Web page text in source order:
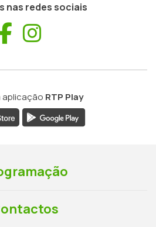
nas redes sociais
Facebook
aplicação RTP Play